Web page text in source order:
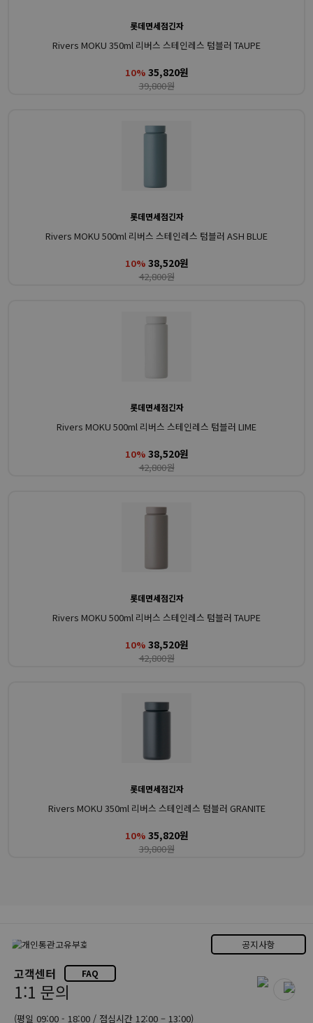
롯데면세점긴자
Rivers MOKU 350ml 리버스 스테인레스 텀블러 TAUPE
10% 35,820원
39,800원
롯데면세점긴자
Rivers MOKU 500ml 리버스 스테인레스 텀블러 ASH BLUE
10% 38,520원
42,800원
롯데면세점긴자
Rivers MOKU 500ml 리버스 스테인레스 텀블러 LIME
10% 38,520원
42,800원
롯데면세점긴자
Rivers MOKU 500ml 리버스 스테인레스 텀블러 TAUPE
10% 38,520원
42,800원
롯데면세점긴자
Rivers MOKU 350ml 리버스 스테인레스 텀블러 GRANITE
10% 35,820원
39,800원
공지사항
고객센터 FAQ
1:1 문의
(평일 09:00 - 18:00 / 점심시간 12:00 – 13:00)